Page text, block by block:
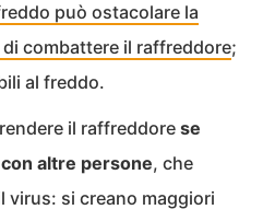
può ostacolare la
combattere il raffreddore;
al freddo.
il raffreddore se
altre persone, che
virus: si creano maggiori